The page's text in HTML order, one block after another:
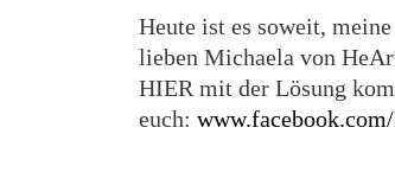
Heute ist es soweit,
lieben Michaela von
HIER mit der Lösung
euch: